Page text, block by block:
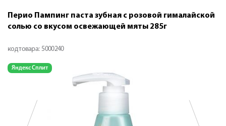
Перио Пампинг паста зубная с розовой гималайской
солью со вкусом освежающей мяты 285г
код товара: 5000240
Яндекс Сплит